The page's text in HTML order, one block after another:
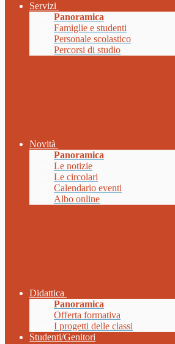
Servizi
Panoramica
Famiglie e studenti
Personale scolastico
Percorsi di studio
Novità
Panoramica
Le notizie
Le circolari
Calendario eventi
Albo online
Didattica
Panoramica
Offerta formativa
I progetti delle classi
Studenti/Genitori